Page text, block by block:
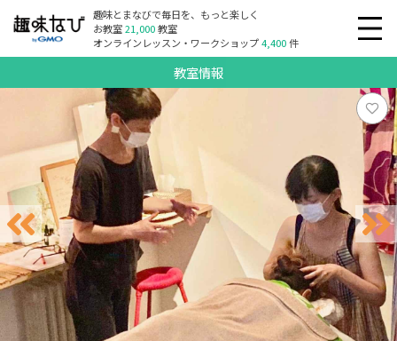
趣味とまなびで毎日を、もっと楽しく
お教室21,000教室
オンラインレッスン・ワークショップ4,400件
教室情報